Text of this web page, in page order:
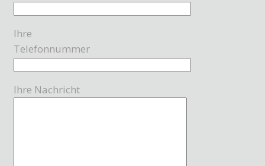
Ihre
Telefonnummer
Ihre Nachricht